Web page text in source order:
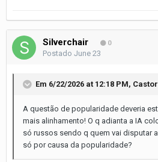
Silverchair 0
Postado June 23
Em 6/22/2026 at 12:18 PM,
A questão de popularidade deveria
mais alinhamento! O q adianta a IA
só russos sendo q quem vai disputar
só por causa da popularidade?